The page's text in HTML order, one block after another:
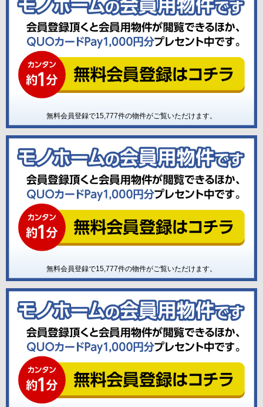
無料会員登録で15,777件の物件がご覧いただけます。
無料会員登録で15,777件の物件がご覧いただけます。